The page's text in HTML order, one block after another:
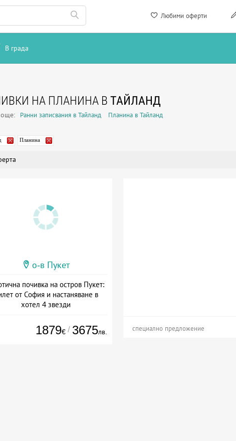
Любими оферти
В града
НА ПЛАНИНА В ТАЙЛАНД
Ранни записвания в Тайланд Планина в Тайланд
Планина
о-в Пукет
почивка на остров Пукет:
от София и настаняване в
хотел 4 звезди
1879€ / 3675лв. специално предложение